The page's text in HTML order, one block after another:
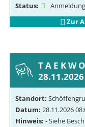
Status:
Zur
T A E K W
28.11.2026
Standort:
Datum: 28.11.2026
Hinweis: - Siehe